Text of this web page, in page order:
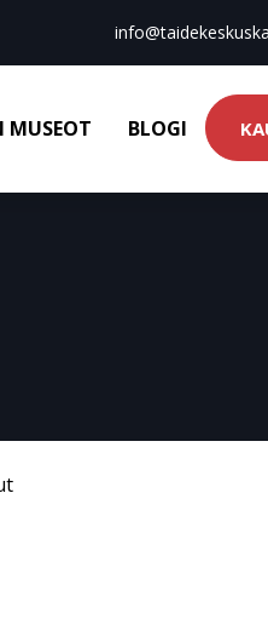
MUSEOT BLOGI